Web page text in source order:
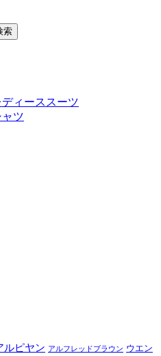
ィーススーツ
ツ
ルピヤン アルフレッドブラウン ウエン